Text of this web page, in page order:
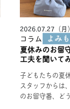
2026.07.27（月）
コラム
夏休みのお留
工夫を聞いて
子どもたちの夏
スタッフからは
のお留守番、どう